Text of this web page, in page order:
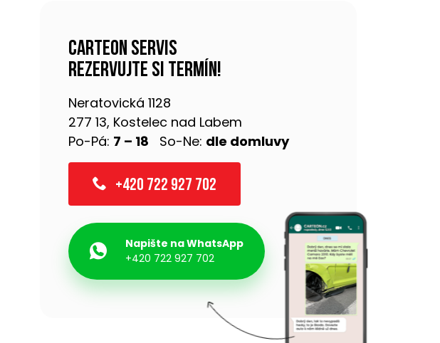
Carteon servis
rezervujte si termín!
Neratovická 1128
277 13, Kostelec nad Labem
Po-Pá: 7 – 18 So-Ne: dle domluvy
+420 722 927 702
Napište na WhatsApp
+420 722 927 702